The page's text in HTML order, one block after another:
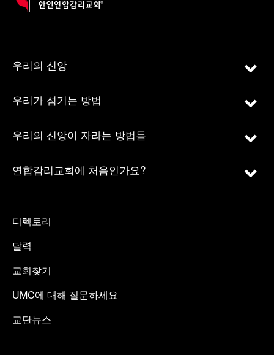
우리의 신앙
우리가 섬기는 방법
우리의 신앙이 자라는 방법들
연합감리교회에 처음인가요?
디렉토리
달력
교회찾기
UMC에 대해 질문하세요
교단뉴스